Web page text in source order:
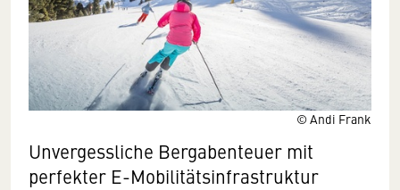
© Andi Frank
Unvergessliche Bergabenteuer mit
perfekter E-Mobilitätsinfrastruktur